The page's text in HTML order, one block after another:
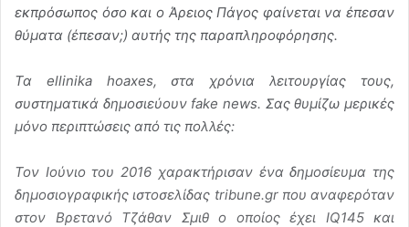
εκπρόσωπος όσο και ο Άρειος Πάγος φαίνεται να έπεσαν
θύματα (έπεσαν;) αυτής της παραπληροφόρησης.
Τα ellinika hoaxes, στα χρόνια λειτουργίας τους,
συστηματικά δημοσιεύουν fake news. Σας θυμίζω μερικές
μόνο περιπτώσεις από τις πολλές:
Τον Ιούνιο του 2016 χαρακτήρισαν ένα δημοσίευμα της
δημοσιογραφικής ιστοσελίδας tribune.gr που αναφερόταν
στον Βρετανό Τζάθαν Σμιθ ο οποίος έχει IQ145 και